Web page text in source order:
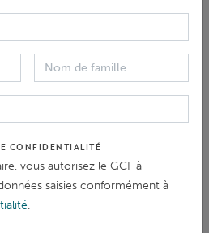
du droit de l'homme
sain et durable
CONFIDENTIALITÉ
vous autorisez le GCF à
saisies conformément à
.